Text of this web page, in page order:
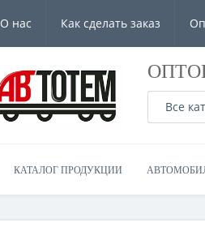
О нас Как сделать заказ
Все
КАТАЛОГ ПРОДУКЦИИ